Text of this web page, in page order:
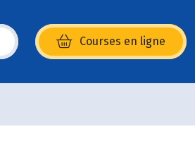
Courses en ligne
fenêtre)